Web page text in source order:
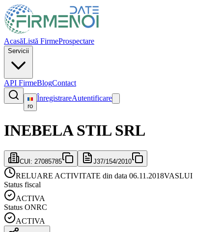
AcasăListă FirmeProspectare
Servicii
API FirmeBlogContact
ro
ÎnregistrareAutentificare
INEBELA STIL SRL
CUI: 27085785 J37/154/2010
RELUARE ACTIVITATE din data 06.11.2018VASLUI
Status fiscal
ACTIVA
Status ONRC
ACTIVA